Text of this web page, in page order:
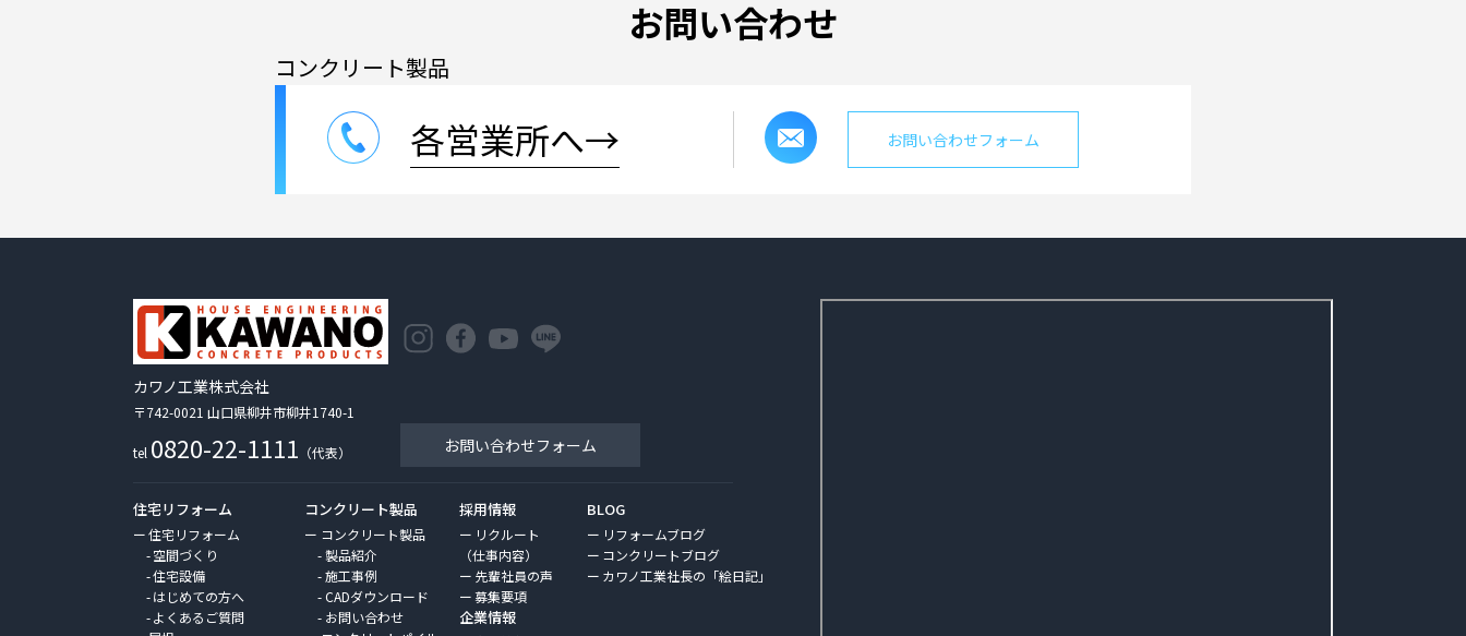
お問い合わせ
コンクリート製品
各営業所へ→ お問い合わせフォーム
カワノ工業株式会社
〒742-0021 山口県柳井市柳井1740-1
tel 0820-22-1111 （代表） お問い合わせフォーム
住宅リフォーム
住宅リフォーム
空間づくり
住宅設備
はじめての方へ
よくあるご質問
コンクリート製品
コンクリート製品
製品紹介
施工事例
CADダウンロード
お問い合わせ
採用情報
リクルート
（仕事内容）
先輩社員の声
募集要項
企業情報
BLOG
リフォームブログ
コンクリートブログ
カワノ工業社長の「絵日記」